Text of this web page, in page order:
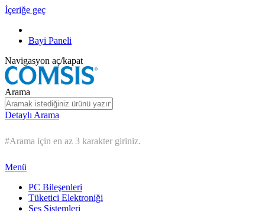
İçeriğe geç
Bayi Paneli
Navigasyon aç/kapat
Arama
Detaylı Arama
#Arama için en az 3 karakter giriniz.
Menü
PC Bileşenleri
Tüketici Elektroniği
Ses Sistemleri